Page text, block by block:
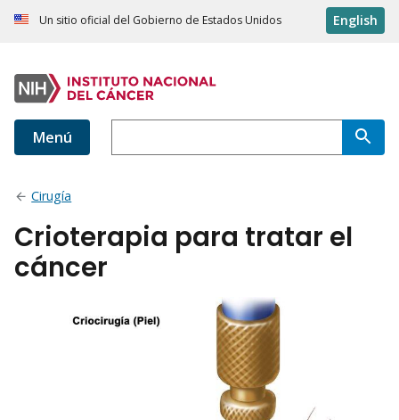
Un sitio oficial del Gobierno de Estados Unidos English
Menú
Cirugía
Crioterapia para tratar el
cáncer